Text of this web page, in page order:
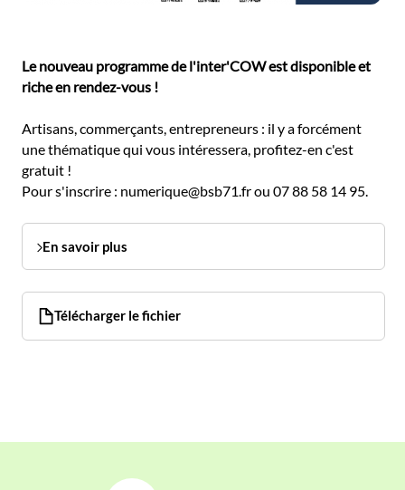
Le nouveau programme de l'inter'COW est disponible et
riche en rendez-vous !
Artisans, commerçants, entrepreneurs : il y a forcément
une thématique qui vous intéressera, profitez-en c'est
gratuit !
Pour s'inscrire : numerique@bsb71.fr ou 07 88 58 14 95.
En savoir plus
Télécharger le fichier